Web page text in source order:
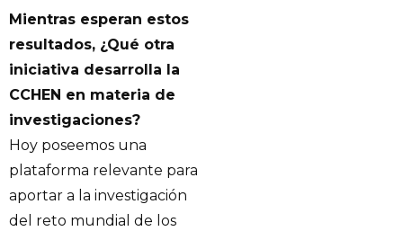
Mientras esperan estos
resultados, ¿Qué otra
iniciativa desarrolla la
CCHEN en materia de
investigaciones?
Hoy poseemos una
plataforma relevante para
aportar a la investigación
del reto mundial de los